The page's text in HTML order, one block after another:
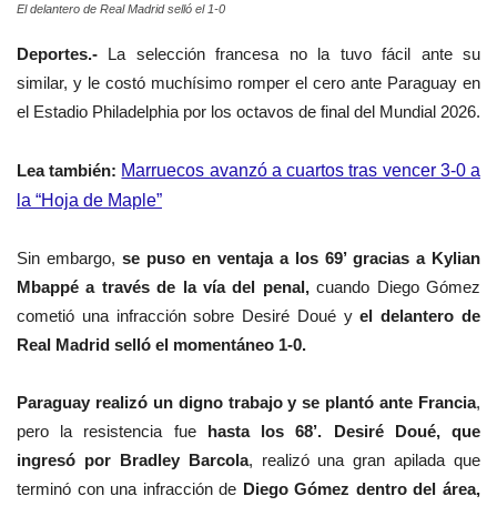
El delantero de Real Madrid selló el 1-0
Deportes.- La selección francesa no la tuvo fácil ante su
similar, y le costó muchísimo romper el cero ante Paraguay en
el Estadio Philadelphia por los octavos de final del Mundial 2026.
Lea también: Marruecos avanzó a cuartos tras vencer 3-0 a
la “Hoja de Maple”
Sin embargo, se puso en ventaja a los 69’ gracias a Kylian
Mbappé a través de la vía del penal,cuando Diego Gómez
cometió una infracción sobre Desiré Doué yel delantero de
Real Madrid selló el momentáneo 1-0.
Paraguay realizó un digno trabajo y se plantó ante Francia,
pero la resistencia fue hasta los 68’. Desiré Doué, que
ingresó por Bradley Barcola, realizó una gran apilada que
terminó con una infracción de Diego Gómez dentro del área,